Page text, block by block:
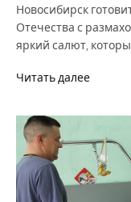
Новосибирск
Отечества с
яркий салют,
Читать далее